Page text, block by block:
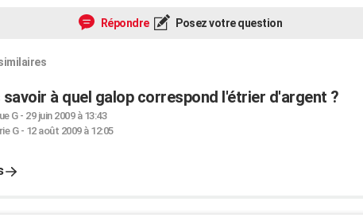
Répondre Posez votre question
à quel galop correspond l'étrier d'argent ?
G- 29 juin 2009 à 13:43
G- 12 août 2009 à 12:05